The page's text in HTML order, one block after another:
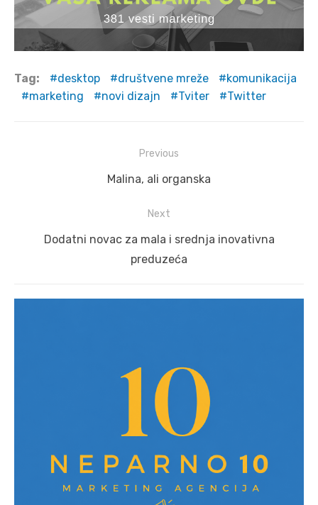
Tag: desktop društvene mreže
komunikacija
marketing
novi dizajn Tviter Twitter
Previous
Previous
Malina, ali organska
Next
NextDodatni novac za mala i srednja inovativna
preduzeća